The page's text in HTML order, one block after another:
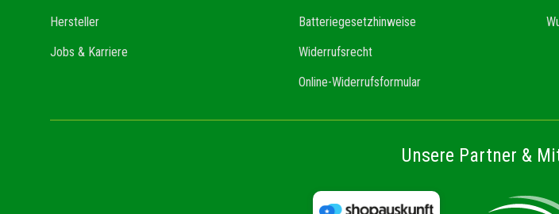
Hersteller
Jobs & Karriere
Batteriegesetzhinweise
Widerrufsrecht
Online-Widerrufsformular
Unsere Partner &